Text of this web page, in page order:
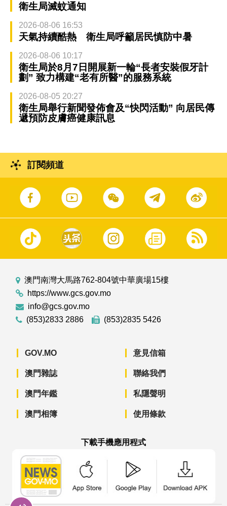
衛生局滅蚊通知
2026-08-06 16:53
天氣持續酷熱 衛生局呼籲居民慎防中暑
2026-08-06 10:17
衛生局於8月7日開展新一輪“長者安裝假牙計
劃” 致力構建“老有所醫”的服務系統
2026-08-05 20:27
衛生局舉行新聞發佈會及“快閃活動” 向居民傳
遞預防皮膚癌健康訊息
訂閱頻道
澳門南灣大馬路762-804號中華廣場15樓
https://www.gcs.gov.mo
info@gcs.gov.mo
(853)2833 2886
(853)2835 5426
GOV.MO
澳門雜誌
澳門年鑑
澳門相簿
意見信箱
聯絡我們
私隱聲明
使用條款
下載手機應用程式